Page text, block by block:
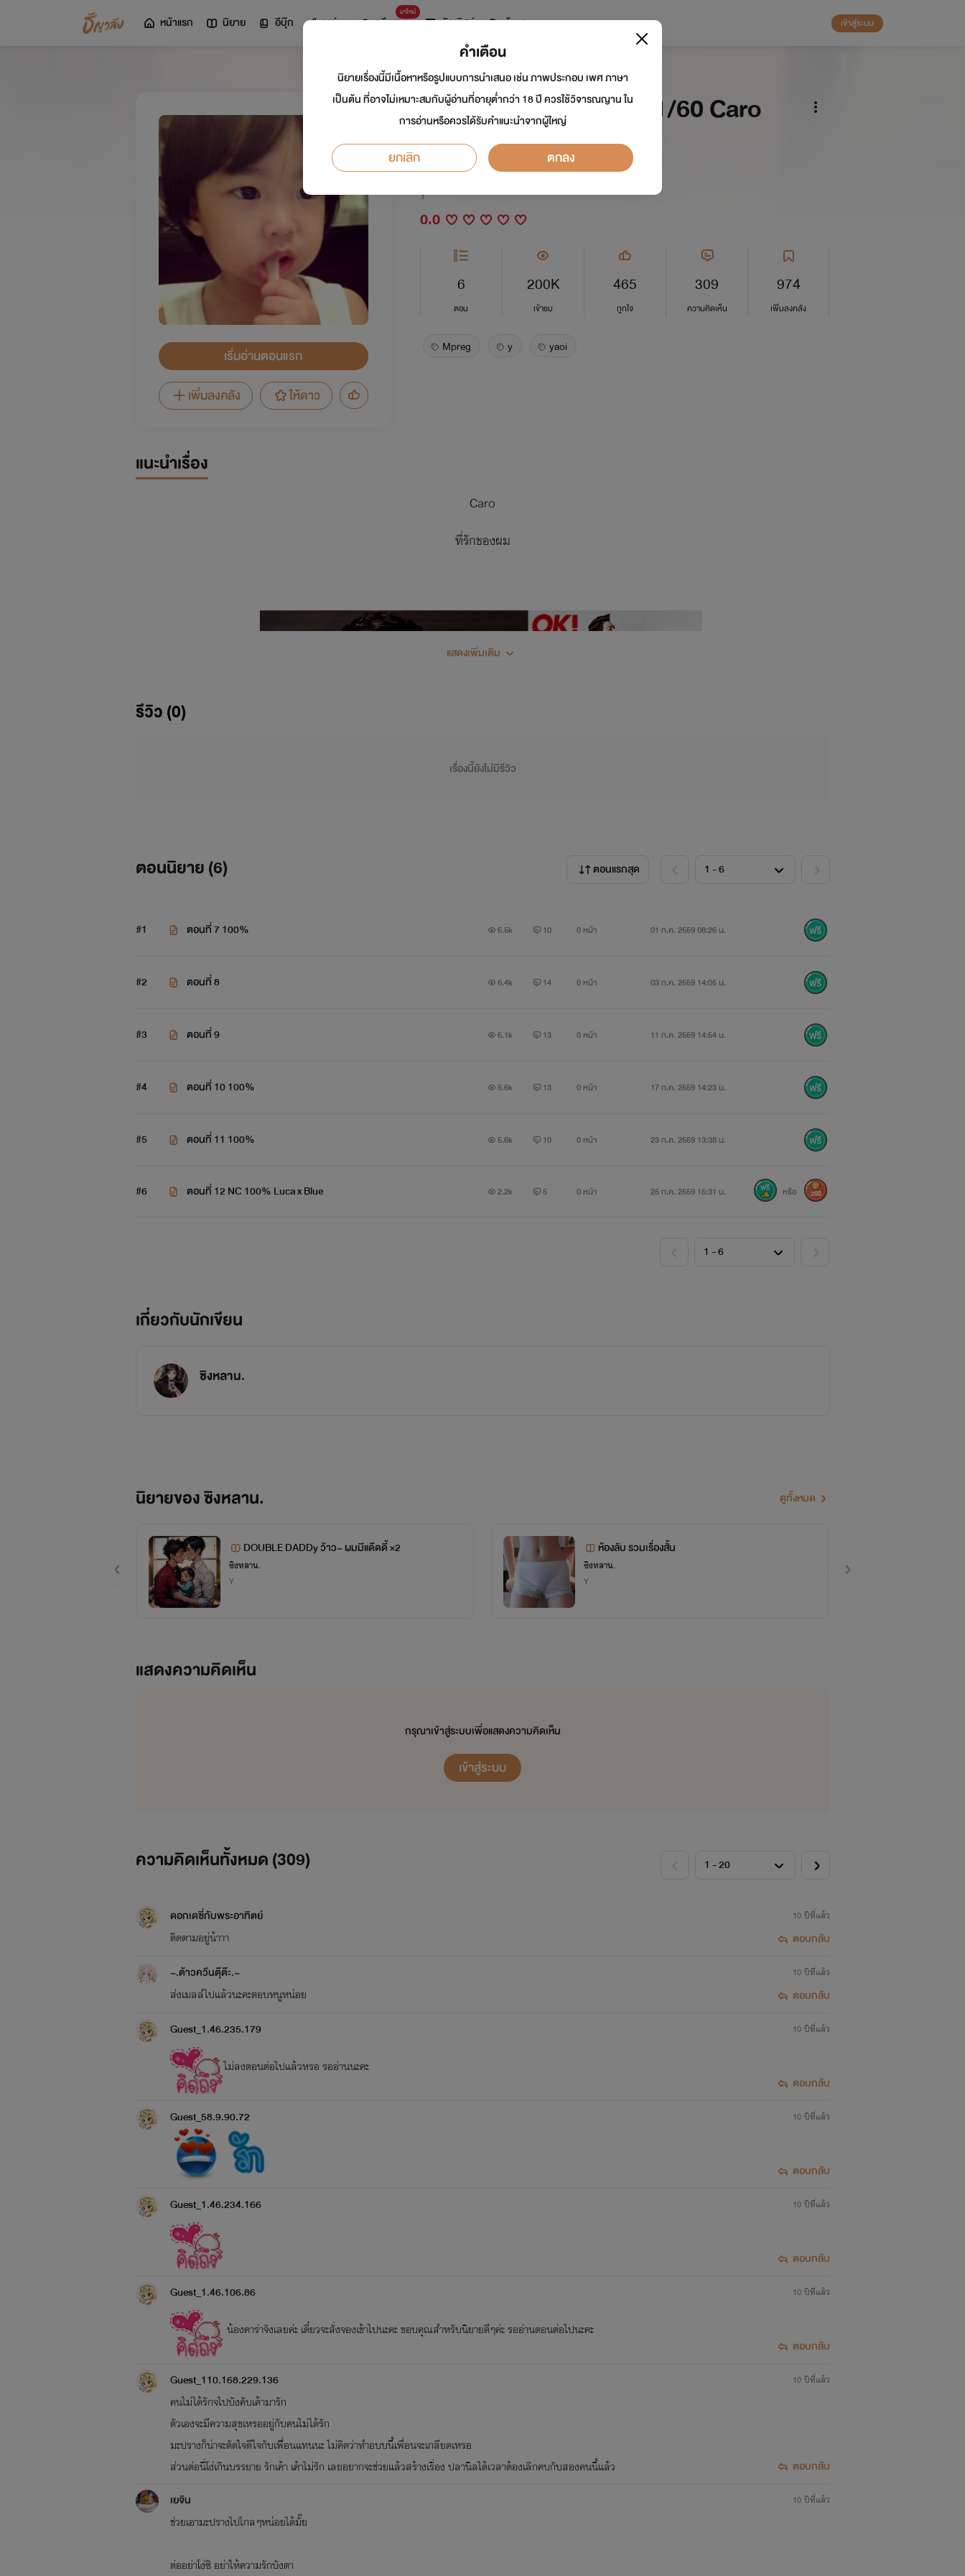
หน้าแรก นิยาย อีบุ๊ก การ์ตูน
มาใหม่
ดรีมแชท ธัญลิสต์ ค้นหา เข้าสู่ระบบ
เริ่มอ่านตอนแรก
เพิ่มลงคลัง
ให้ดาว
เปิดพรี 9/11/59-10/1/60 Caro
ที่รักของผม [Mpreg]
นักเขียน:ซิงหลาน.
Y
0.0
6
ตอน
200K
เข้าชม
465
ถูกใจ
309
ความคิดเห็น
974
เพิ่มลงคลัง
Mpreg y yaoi
แนะนำเรื่อง
Caro
ที่รักของผม
เรื่องนี้ไรท์แต่งเป็นเรื่องแรก ถ้าผิดพลาดยังไงต้องขอโทษ ณ ที่นี้ด้วยค่ะ
แสดงเพิ่มเติม
รีวิว (0)
เรื่องนี้ยังไม่มีรีวิว
ตอนนิยาย (6) ตอนแรกสุด
#1 ตอนที่ 7 100% 6.5k 10 0 หน้า 01 ก.ค. 2559 08:26 น.
#2 ตอนที่ 8 6.4k 14 0 หน้า 03 ก.ค. 2559 14:05 น.
#3 ตอนที่ 9 6.1k 13 0 หน้า 11 ก.ค. 2559 14:54 น.
#4 ตอนที่ 10 100% 5.6k 13 0 หน้า 17 ก.ค. 2559 14:23 น.
#5 ตอนที่ 11 100% 5.6k 10 0 หน้า 23 ก.ค. 2559 13:38 น.
#6 ตอนที่ 12 NC 100% Luca x Blue 2.2k 5 0 หน้า 25 ก.ค. 2559 15:31 น. หรือ 200
เกี่ยวกับนักเขียน
ซิงหลาน.
นิยายของ ซิงหลาน. ดูทั้งหมด
DOUBLE DADDy ว้าว~ ผมมีแด๊ดดี้ ×2
ซิงหลาน.
Y
ห้องลับ รวมเรื่องสั้น
ซิงหลาน.
Y
แสดงความคิดเห็น
กรุณาเข้าสู่ระบบเพื่อแสดงความคิดเห็น
เข้าสู่ระบบ
ความคิดเห็นทั้งหมด (309)
ดอกเดซี่กับพระอาทิตย์
ติดตามอยู่น้าาา
10 ปีที่แล้ว
ตอบกลับ
~.ต้าวควีนตุ๊ต๊ะ.~
ส่งเมลล์ไปแล้วนะคะตอบหนูหน่อย
10 ปีที่แล้ว
ตอบกลับ
Guest_1.46.235.179
ไม่ลงตอนต่อไปแล้วหรอ รออ่านนะคะ
10 ปีที่แล้ว
ตอบกลับ
Guest_58.9.90.72
10 ปีที่แล้ว
ตอบกลับ
Guest_1.46.234.166
10 ปีที่แล้ว
ตอบกลับ
Guest_1.46.106.86
น้องคาร่าจังเลยค่ะ เดี๋ยวจะสั่งจองเข้าไปนะคะ ขอบคุณสำหรับนิยายดีๆค่ะ รออ่านตอนต่อไปนะคะ
10 ปีที่แล้ว
ตอบกลับ
Guest_110.168.229.136
คนไม่ได้รักจไปบังคับเค้ามารัก
ตัวเองจะมีความสุขเหรออยู่กับคนไม่ได้รัก
มะปรางก็น่าจะตัดใจดีใจกับเพื่ิอนแทนนะ ไม่คิดว่าทำอบบนี้เพื่อนจะเกลียดเหรอ
ส่วนต่อนี่โง่เกินบรรยาย รักเค้า เค้าไม่รัก เลยอยากจะช่วยแล้วสร้างเรื่อง ปลานิลได้เวลาต้องเลิกคบกับสองคนนี้แล้ว
10 ปีที่แล้ว
ตอบกลับ
เยจิน
ช่วยเอามะปรางไปไกลๆหน่อยได้มั๊ย
ต่ออย่าโง่ซิ อย่าให้ความรักบังตา
10 ปีที่แล้ว
คำเตือน
นิยายเรื่องนี้มีเนื้อหาหรือรูปแบบการนำเสนอ เช่น ภาพประกอบ เพศ ภาษา
เป็นต้น ที่อาจไม่เหมาะสมกับผู้อ่านที่อายุต่ำกว่า 18 ปี ควรใช้วิจารณญาน ใน
การอ่านหรือควรได้รับคำแนะนำจากผู้ใหญ่
ยกเลิก ตกลง